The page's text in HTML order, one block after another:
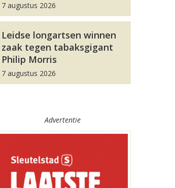
7 augustus 2026
Leidse longartsen winnen
zaak tegen tabaksgigant
Philip Morris
7 augustus 2026
Advertentie